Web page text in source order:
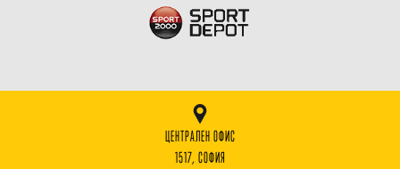
ЦЕНТРАЛЕН ОФИС
1517, СОФИЯ